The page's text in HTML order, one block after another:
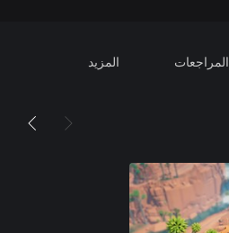
المراجعات المزيد